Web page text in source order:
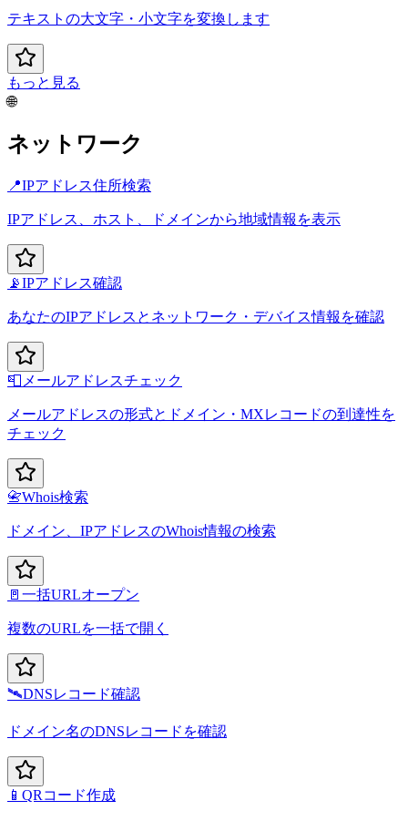
テキストの大文字・小文字を変換します
もっと見る
🌐
ネットワーク
📍IPアドレス住所検索
IPアドレス、ホスト、ドメインから地域情報を表示
📡IPアドレス確認
あなたのIPアドレスとネットワーク・デバイス情報を確認
📮 メールアドレスチェック
メールアドレスの形式とドメイン・MXレコードの到達性を
チェック
📇Whois検索
ドメイン、IPアドレスのWhois情報の検索
🚪 一括URLオープン
複数のURLを一括で開く
🛰️DNSレコード確認
ドメイン名のDNSレコードを確認
📱 QRコード作成